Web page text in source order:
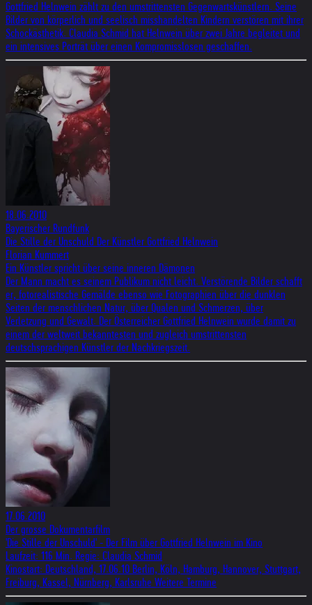
Gottfried Helnwein zählt zu den umstrittensten Gegenwartskünstlern. Seine
Bilder von körperlich und seelisch misshandelten Kindern verstören mit ihrer
Schockästhetik. Claudia Schmid hat Helnwein über zwei Jahre begleitet und
ein intensives Porträt über einen Kompromisslosen geschaffen.
18.06.2010
Bayerischer Rundfunk
Die Stille der Unschuld Der Künstler Gottfried Helnwein
Florian Kummert
Ein Künstler spricht über seine inneren Dämonen
Der Mann macht es seinem Publikum nicht leicht. Verstörende Bilder schafft
er, fotorealistische Gemälde ebenso wie Fotographien über die dunklen
Seiten der menschlichen Natur, über Qualen und Schmerzen, über
Verletzung und Gewalt. Der Österreicher Gottfried Helnwein wurde damit zu
einem der weltweit bekanntesten und zugleich umstrittensten
deutschsprachigen Künstler der Nachkriegszeit.
17.06.2010
Der grosse Dokumentarfilm
'Die Stille der Unschuld' - Der Film über Gottfried Helnwein im Kino
Laufzeit: 116 Min. Regie: Claudia Schmid
Kinostart: Deutschland, 17.06.10 Berlin, Köln, Hamburg, Hannover, Stuttgart,
Freiburg, Kassel, Nürnberg, Karlsruhe Weitere Termine